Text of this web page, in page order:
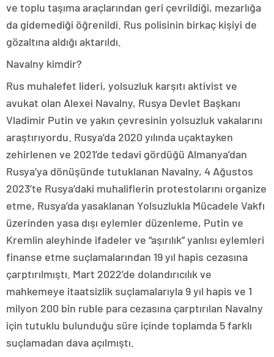
ve toplu taşıma araçlarından geri çevrildiği, mezarlığa
da gidemediği öğrenildi. Rus polisinin birkaç kişiyi de
gözaltına aldığı aktarıldı.
Navalny kimdir?
Rus muhalefet lideri, yolsuzluk karşıtı aktivist ve
avukat olan Alexei Navalny, Rusya Devlet Başkanı
Vladimir Putin ve yakın çevresinin yolsuzluk vakalarını
araştırıyordu. Rusya’da 2020 yılında uçaktayken
zehirlenen ve 2021’de tedavi gördüğü Almanya’dan
Rusya’ya dönüşünde tutuklanan Navalny, 4 Ağustos
2023’te Rusya’daki muhaliflerin protestolarını organize
etme, Rusya’da yasaklanan Yolsuzlukla Mücadele Vakfı
üzerinden yasa dışı eylemler düzenleme, Putin ve
Kremlin aleyhinde ifadeler ve “aşırılık” yanlısı eylemleri
finanse etme suçlamalarından 19 yıl hapis cezasına
çarptırılmıştı. Mart 2022’de dolandırıcılık ve
mahkemeye itaatsizlik suçlamalarıyla 9 yıl hapis ve 1
milyon 200 bin ruble para cezasına çarptırılan Navalny
için tutuklu bulunduğu süre içinde toplamda 5 farklı
suçlamadan dava açılmıştı.